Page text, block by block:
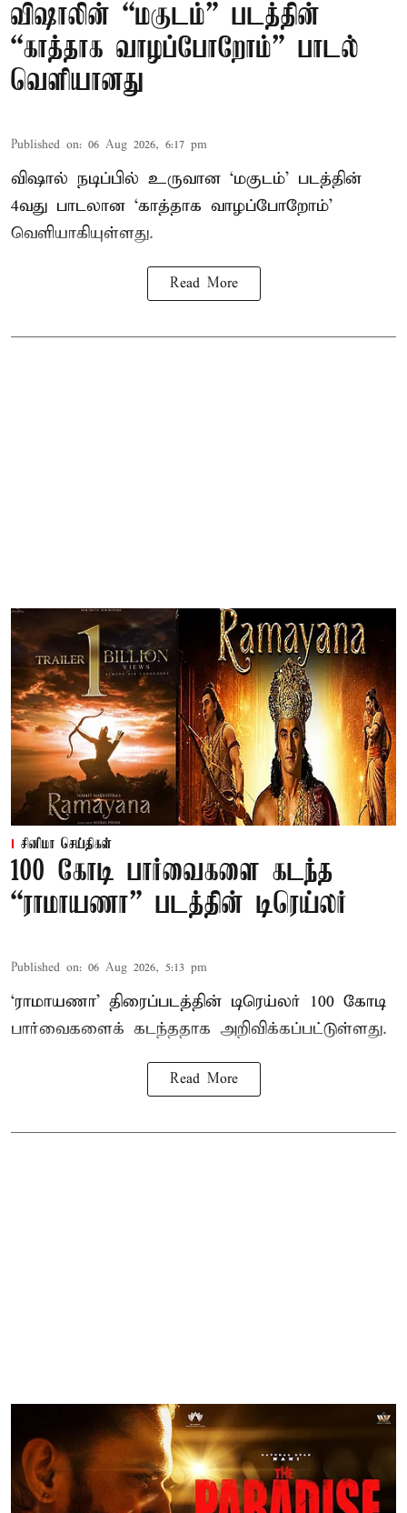
விஷாலின் “மகுடம்” படத்தின்
“காத்தாக வாழப்போறோம்” பாடல்
வெளியானது
Published on: 06 Aug 2026, 6:17 pm
விஷால் நடிப்பில் உருவான ‘மகுடம்’ படத்தின்
4வது பாடலான ‘காத்தாக வாழப்போறோம்’
வெளியாகியுள்ளது.
Read More
சினிமா செய்திகள்
100 கோடி பார்வைகளை கடந்த
“ராமாயணா” படத்தின் டிரெய்லர்
Published on: 06 Aug 2026, 5:13 pm
‘ராமாயணா’ திரைப்படத்தின் டிரெய்லர் 100 கோடி
பார்வைகளைக் கடந்ததாக அறிவிக்கப்பட்டுள்ளது.
Read More